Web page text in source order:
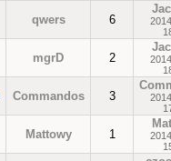
qwers 6
mgrD 2
Commandos 3
Mattowy 1